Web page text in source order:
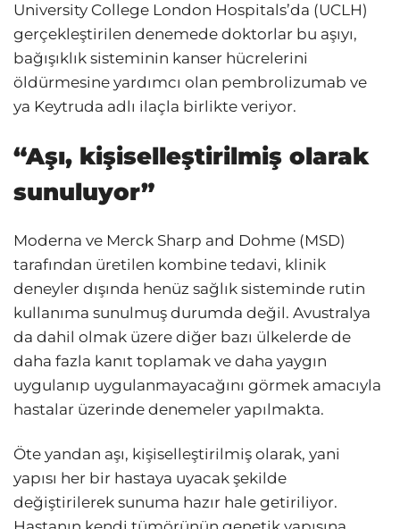
University College London Hospitals’da (UCLH)
gerçekleştirilen denemede doktorlar bu aşıyı,
bağışıklık sisteminin kanser hücrelerini
öldürmesine yardımcı olan pembrolizumab ve
ya Keytruda adlı ilaçla birlikte veriyor.
“Aşı, kişiselleştirilmiş olarak
sunuluyor”
Moderna ve Merck Sharp and Dohme (MSD)
tarafından üretilen kombine tedavi, klinik
deneyler dışında henüz sağlık sisteminde rutin
kullanıma sunulmuş durumda değil. Avustralya
da dahil olmak üzere diğer bazı ülkelerde de
daha fazla kanıt toplamak ve daha yaygın
uygulanıp uygulanmayacağını görmek amacıyla
hastalar üzerinde denemeler yapılmakta.
Öte yandan aşı, kişiselleştirilmiş olarak, yani
yapısı her bir hastaya uyacak şekilde
değiştirilerek sunuma hazır hale getiriliyor.